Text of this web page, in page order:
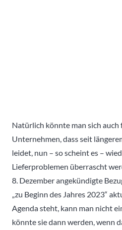
Natürlich könnte man sich auch
Unternehmen, dass seit
leidet, nun – so scheint es –
Lieferproblemen überrascht
8. Dezember angekündigte
„zu Beginn des Jahres 2023“
Agenda steht, kann man nicht
könnte sie dann werden, wenn